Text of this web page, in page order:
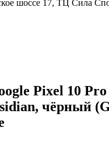
шоссе 17, ТЦ Сила
Pixel 10
чёрный